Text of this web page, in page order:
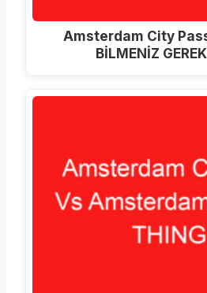
Amsterdam City
BİLMENİZ